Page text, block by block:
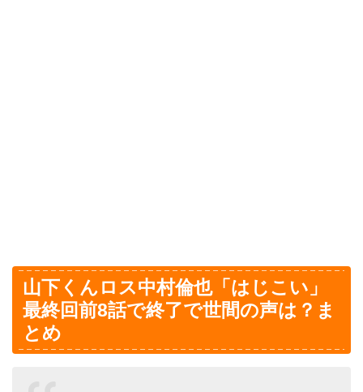
山下くんロス中村倫也「はじこい」
最終回前8話で終了で世間の声は？ま
とめ